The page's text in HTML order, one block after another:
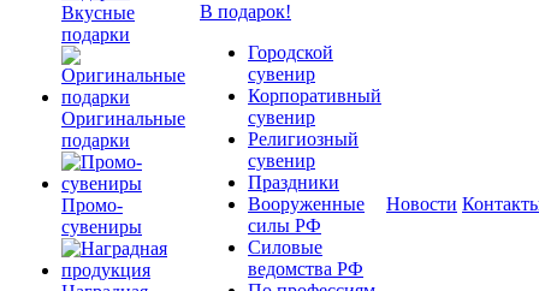
Вкусные
подарки
Оригинальные
подарки
Промо-
сувениры
В подарок!
Городской
сувенир
Корпоративный
сувенир
Религиозный
сувенир
Праздники
Вооруженные
силы РФ
Силовые
ведомства РФ
Новости